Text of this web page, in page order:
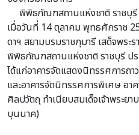
พิพิธภัณฑสถานแห่งชาติ ราชบุรี
เมื่อวันที่ 14 ตุลาคม พุทธศักราช
ดาฯ สยามบรมราชกุมารี เสด็จพระ
พิพิธภัณฑสถานแห่งชาติ ราชบุรี ป
ได้แก่อาคารจัดแสดงนิทรรศการถ
และอาคารจัดนิทรรศการพิเศษ อา
ศิลปวัตถุ ทำเนียบสมเด็จเจ้าพระย
บุนนาค)